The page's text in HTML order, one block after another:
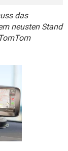
das
neusten Stand